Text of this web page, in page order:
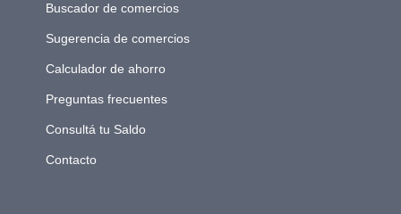
Buscador de comercios
Sugerencia de comercios
Calculador de ahorro
Preguntas frecuentes
Consultá tu Saldo
Contacto